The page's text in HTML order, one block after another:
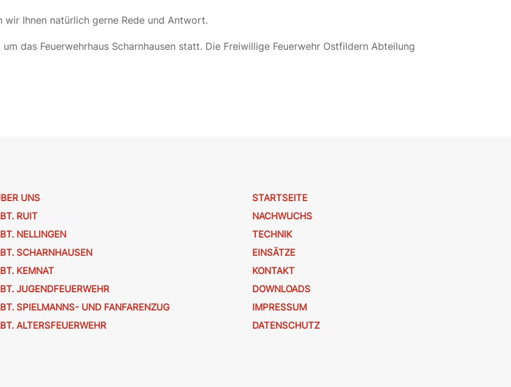
wir Ihnen natürlich gerne Rede und Antwort.
das Feuerwehrhaus Scharnhausen statt. Die Freiwillige Feuerwehr Ostfildern Abteilung
UNS
RUIT
NELLINGEN
SCHARNHAUSEN
KEMNAT
JUGENDFEUERWEHR
SPIELMANNS- UND FANFARENZUG
ALTERSFEUERWEHR
STARTSEITE
NACHWUCHS
TECHNIK
EINSÄTZE
KONTAKT
DOWNLOADS
IMPRESSUM
DATENSCHUTZ